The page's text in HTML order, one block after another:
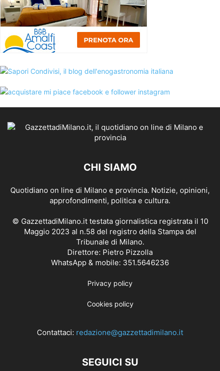
CHI SIAMO
Quotidiano on line di Milano e provincia. Notizie, opinioni,
approfondimenti, politica e cultura.
© GazzettadiMilano.it testata giornalistica registrata il 10
Maggio 2023 al n.58 del registro della Stampa del
Tribunale di Milano.
Direttore: Pietro Pizzolla
WhatsApp & mobile: 351.5646236
Privacy policy
Cookies policy
Contattaci: redazione@gazzettadimilano.it
SEGUICI SU